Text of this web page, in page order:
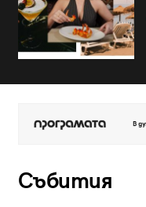
Събития